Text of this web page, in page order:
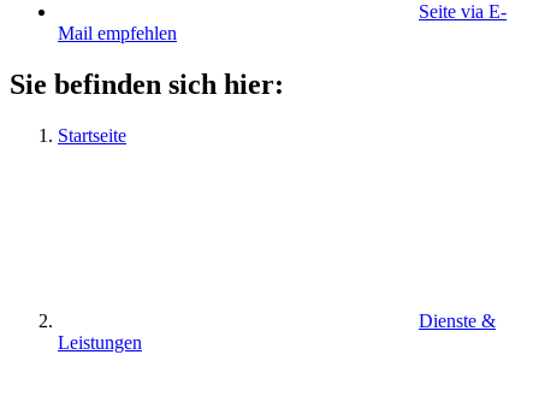
Seite via E-
Mail empfehlen
Sie befinden sich hier:
Startseite
Dienste &
Leistungen